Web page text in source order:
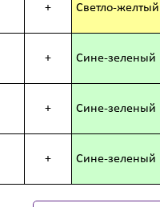
+ Светло-желтый
+ Сине-зеленый
+ Сине-зеленый
+ Сине-зеленый